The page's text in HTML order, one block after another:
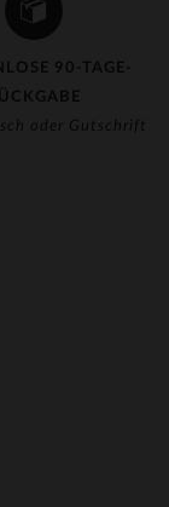
90-TAGE-
oder Gutschrift